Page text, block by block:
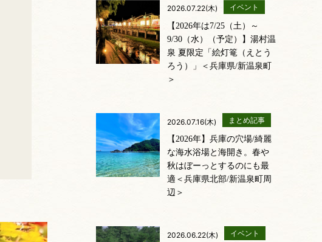
2026.07.22(木) イベント
【2026年は7/25（土）～
9/30（水）（予定）】湯村温
泉 夏限定「絵灯篭（えとう
ろう）」＜兵庫県/新温泉町
＞
2026.07.16(木) まとめ記事
【2026年】兵庫の穴場/綺麗
な海水浴場と海開き。春や
秋はぼーっとするのにも最
適＜兵庫県北部/新温泉町周
辺＞
2026.06.22(木) イベント